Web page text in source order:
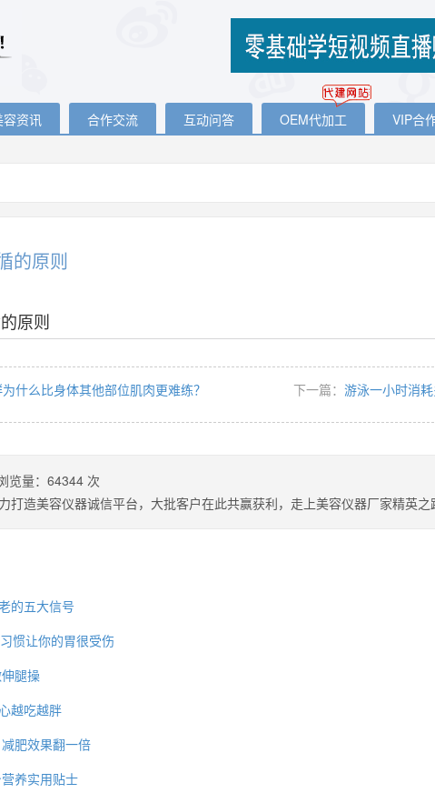
容资讯 合作交流 互动问答 OEM代加工 VIP合
的原则
原则
什么比身体其他部位肌肉更难练？ 下一篇： 游泳一小时消
览量： 64344 次
打造美容仪器诚信平台，大批客户在此共赢获利，走上美容仪器厂家精英之
的五大信号
惯让你的胃很受伤
腿操
越吃越胖
肥效果翻一倍
养实用贴士